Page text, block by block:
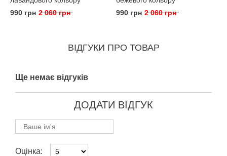
990 грн 2 060 грн
990 грн 2 060 грн
ВІДГУКИ ПРО ТОВАР
Ще немає відгуків
ДОДАТИ ВІДГУК
Оцінка: